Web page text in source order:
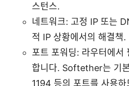
스턴스.
네트워크: 고정 IP 또는
적 IP 상황에서의 해결책.
포트 포워딩: 라우터에서
합니다. Softether는 기
1194 등의 포트를 사용